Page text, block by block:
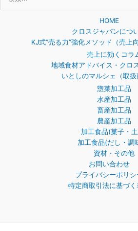
索
HOME
クロスジャパンにつ
KJ式”売る力”強化メソッド（売上
売上に効くコラ
地域食材アドバイス・クロ
いとしのマルシェ（取扱
惣菜加工品
水産加工品
畜産加工品
農産加工品
加工食品(菓子・
加工食品(だし・調
資材・その他
お問い合わせ
プライバシーポリシ
特定商取引法に基づく